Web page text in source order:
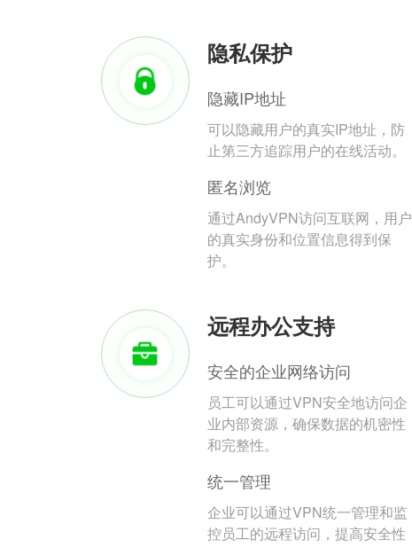
隐私保护
隐藏IP地址
可以隐藏用户的真实IP地址，防
止第三方追踪用户的在线活动。
匿名浏览
通过AndyVPN访问互联网，用户
的真实身份和位置信息得到保
护。
远程办公支持
安全的企业网络访问
员工可以通过VPN安全地访问企
业内部资源，确保数据的机密性
和完整性。
统一管理
企业可以通过VPN统一管理和监
控员工的远程访问，提高安全性